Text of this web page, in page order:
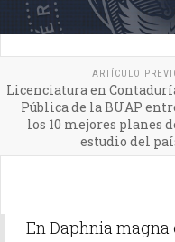
ARTÍCULO
Licenciatura en
Pública de la BUAP
los 10 mejores planes
estudio del
En Daphnia magna